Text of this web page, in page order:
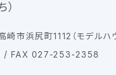
市浜尻町1112（モデルハ
FAX 027-253-2358